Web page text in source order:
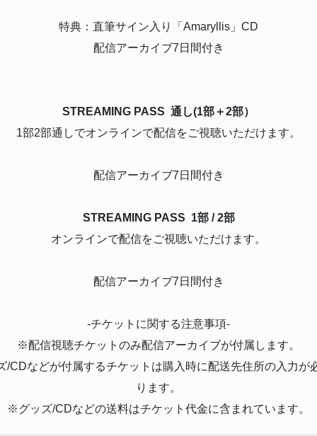
特典：直筆サイン入り「Amaryllis」CD
配信アーカイブ7日間付き
STREAMING PASS 通し(1部＋2部）
1部2部通しでオンラインで配信をご視聴いただけます。
配信アーカイブ7日間付き
STREAMING PASS 1部 / 2部
オンラインで配信をご視聴いただけます。
配信アーカイブ7日間付き
-チケットに関する注意事項-
※配信視聴チケットのみ配信アーカイブが付属します。
CDなどが付属するチケットは購入時に配送先住所の入力が
ります。
※グッズ/CDなどの送料はチケット代金に含まれています。